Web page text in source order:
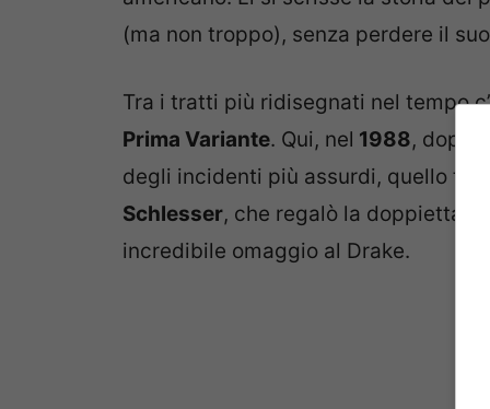
(ma non troppo), senza perdere il
Tra i tratti più ridisegnati nel tempo
Prima Variante. Qui, nel 1988, dopo
degli incidenti più assurdi, quello tra
Schlesser, che regalò la doppietta
incredibile omaggio al Drake.